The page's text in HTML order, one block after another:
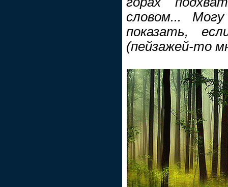
словом...
показать,
(пейзажей-то